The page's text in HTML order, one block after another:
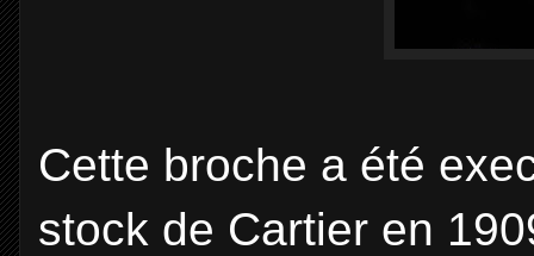
Cette broche a été
stock de Cartier en